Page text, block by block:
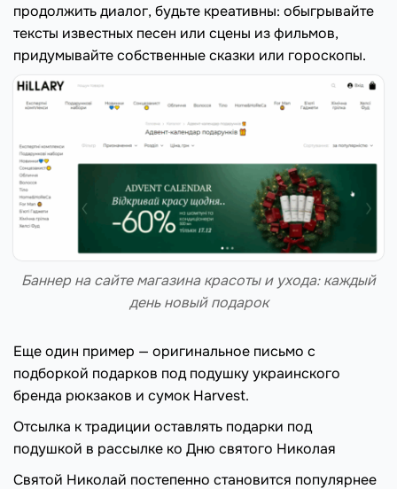
продолжить диалог, будьте креативны: обыгрывайте
тексты известных песен или сцены из фильмов,
придумывайте собственные сказки или гороскопы.
Баннер на сайте магазина красоты и ухода: каждый
день новый подарок
Еще один пример — оригинальное письмо с
подборкой подарков под подушку украинского
бренда рюкзаков и сумок Harvest.
Отсылка к традиции оставлять подарки под
подушкой в рассылке ко Дню святого Николая
Святой Николай постепенно становится популярнее